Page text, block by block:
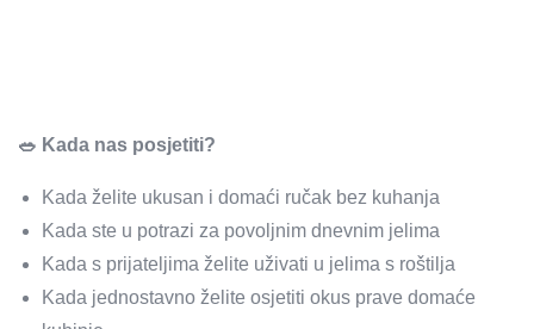
🥗 Kada nas posjetiti?
Kada želite ukusan i domaći ručak bez kuhanja
Kada ste u potrazi za povoljnim dnevnim jelima
Kada s prijateljima želite uživati u jelima s roštilja
Kada jednostavno želite osjetiti okus prave domaće